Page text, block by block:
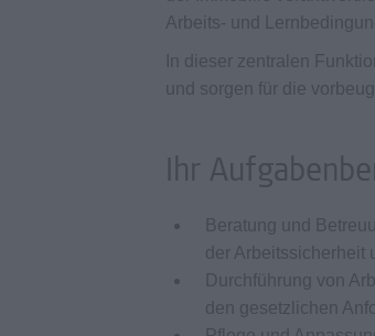
Arbeits- und
In dieser zentralen
und sorgen für die
Ihr
Beratung und
der Arbeitssicherheit
Durchführung von
den gesetzlichen